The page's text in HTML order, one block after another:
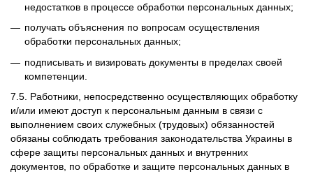
недостатков в процессе обработки персональных данных;
получать объяснения по вопросам осуществления
обработки персональных данных;
подписывать и визировать документы в пределах своей
компетенции.
7.5. Работники, непосредственно осуществляющих обработку
и/или имеют доступ к персональным данным в связи с
выполнением своих служебных (трудовых) обязанностей
обязаны соблюдать требования законодательства Украины в
сфере защиты персональных данных и внутренних
документов, по обработке и защите персональных данных в